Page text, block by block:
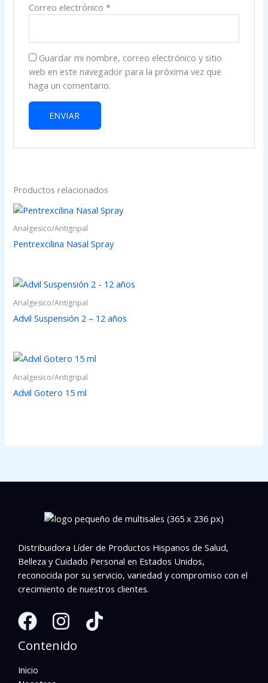
Correo electrónico *
Guardar mi nombre, correo electrónico y sitio
web en este navegador para la próxima vez que
haga un comentario.
Productos relacionados
Analgesico/Antigripal
Pentrexcilina Nasal Spray
Analgesico/Antigripal
Advil Suspensión 2 – 12 años
Analgesico/Antigripal
Advil Gotero 15 ml
Distribuidora Líder de Productos Hispanos de Salud,
Belleza y Cuidado Personal en Estados Unidos,
reconocida por su servicio, variedad y compromiso con el
crecimiento de nuestros clientes.
Contenido
Inicio